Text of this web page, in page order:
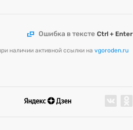
Ошибка в тексте Ctrl + Enter
наличии активной ссылки на vgoroden.ru